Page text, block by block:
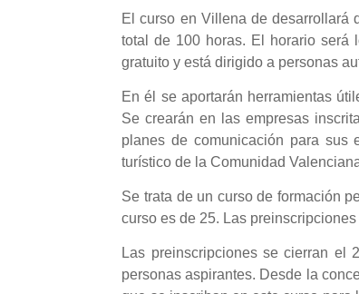
El curso en Villena de desarrollará
total de 100 horas. El horario
gratuito y está dirigido a personas
En él se aportarán herramientas
Se crearán en las empresas
planes de comunicación para sus
turístico de la Comunidad
Se trata de un curso de formación
curso es de 25. Las
Las preinscripciones se cierran el
personas aspirantes. Desde la